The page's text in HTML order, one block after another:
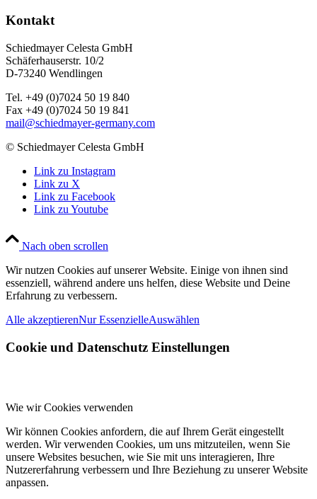
Kontakt
Schiedmayer Celesta GmbH
Schäferhauserstr. 10/2
D-73240 Wendlingen
Tel. +49 (0)7024 50 19 840
Fax +49 (0)7024 50 19 841
mail@schiedmayer-germany.com
© Schiedmayer Celesta GmbH
Link zu Instagram
Link zu X
Link zu Facebook
Link zu Youtube
Nach oben scrollen
Wir nutzen Cookies auf unserer Website. Einige von ihnen sind
essenziell, während andere uns helfen, diese Website und Deine
Erfahrung zu verbessern.
Alle akzeptierenNur EssenzielleAuswählen
Cookie und Datenschutz Einstellungen
Wie wir Cookies verwenden
Wir können Cookies anfordern, die auf Ihrem Gerät eingestellt
werden. Wir verwenden Cookies, um uns mitzuteilen, wenn Sie
unsere Websites besuchen, wie Sie mit uns interagieren, Ihre
Nutzererfahrung verbessern und Ihre Beziehung zu unserer Website
anpassen.